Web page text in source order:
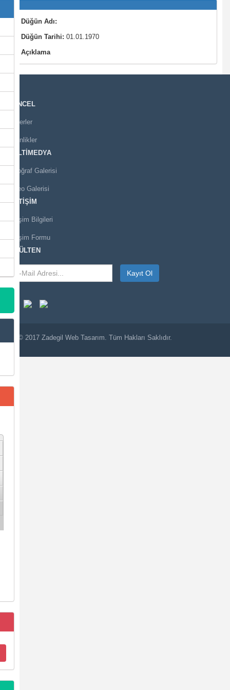
Düğün Adı:
Düğün Tarihi: 01.01.1970
Açıklama
GÜNCEL
Haberler
Etkinlikler
MULTİMEDYA
Fotoğraf Galerisi
Video Galerisi
İLETİŞİM
İletişim Bilgileri
İletişim Formu
E-BÜLTEN
Kayıt Ol
© 2017 Zadegil Web Tasarım. Tüm Hakları Saklıdır.